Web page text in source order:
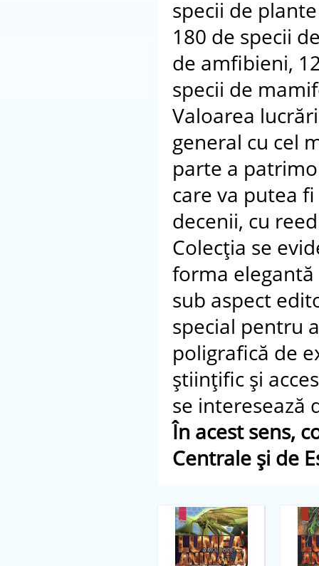
specii de
180 de specii
de amfibieni,
specii de
Valoarea
general cu cel
parte a
care va putea
decenii, cu
Colecţia se
forma
sub aspect
special pentru
poligrafică de
ştiinţific şi
se interesează
În acest sens,
Centrale şi de